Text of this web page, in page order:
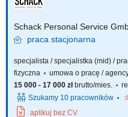
rysunkiem technicznym i normami.
Schack Personal Service
praca stacjonarna
specjalista / specjalistka (mid) /
fizyczna
umowa o pracę /
15 000 - 17 000 złbrutto/mies.
Szukamy 10 pracowników
aplikuj bez CV